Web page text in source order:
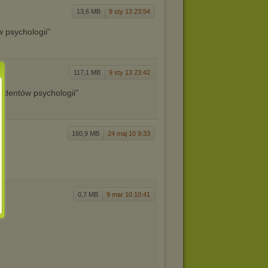
13,6 MB 9 sty 13 23:54
psychologii"
117,1 MB 9 sty 13 23:42
psychologii"
160,9 MB 24 maj 10 9:33
0,7 MB 9 mar 10 10:41